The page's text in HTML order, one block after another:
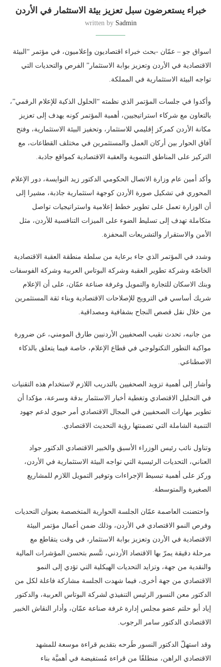
خبراء يستعرضون سبل تعزيز بيئة الاستثمار في الأردن
written by Sadmin
اسواق جو – عمّان -بحث خبراء اقتصاديون وإعلاميون، في مؤتمر “البيئة
الاقتصادية في الأردن وتعزيز بوابة الاستثمار” الفرص والتحديات التي
تواجه البيئة الاستثمارية في المملكة.
وأكدوا في جلسات المؤتمر الذي نظمته “الحلول الذكية للإعلام الرقمي”،
بالتعاون مع شركاء استراتيجيين، أهمية المؤتمر كونه يهدف إلى تعزيز
مكانة الأردن كمركز إقليمي للاستثمار، وتحفيز البيئة الاستثمارية، وفتح
آفاق الحوار بين أركان العمل والمستثمرين في مختلف القطاعات، مع
التركيز على المناطق التنموية والعقبة الاقتصادية كمواقع جاذبة.
وأكد أمين عام وزارة الاتصال الحكومي الدكتور زيد النوايسة، دور الإعلام
المحوري في تشكيل صورة الأردن كوجهة استثمارية جاذبة، مشيرا إلى
أن الوزارة تعمل على تطوير خطط إعلامية واستراتيجيات تواصل
متكاملة تهدف إلى تسليط الضوء على الميزات التنافسية للأردن، مثل
الأمن والاستقرار والتشريعات المحفزة.
وشدد في المؤتمر الذي جاء برعاية من سلطة منطقة العقبة الاقتصادية
الخاصّة وشركة تطوير العقبة وشركة البوتاس العربية وشركة الفوسفات
وبنك الاسكان للتجارة والتمويل وغرفة صناعة عمّان، على أن الإعلام
شريك أساسي في الترويج للإصلاحات الاقتصادية وبناء ثقة المستثمرين
من خلال نقل قصص النجاح بشفافية ومصداقية.
من جانبه، تحدث نقيب الصحفيين الأردنيين طارق المومني، عن ضرورة
مواكبة التطور التكنولوجي في قطاع الإعلام، خاصة فيما يتعلق بالذكاء
الاصطناعي.
وأشار إلى أهمية تزويد الصحفيين بالتدريب اللازم لاستخدام هذه التقنيات
في التحليل الاقتصادي وتغطية أخبار الاستثمار بدقة وسرعة، مؤكدا أن
تطوير مهارات الصحفيين في المجال الاقتصادي أمر حيوي لدعم جهود
التنمية الشاملة التي تضمنتها رؤية التحديث الاقتصادي.
وتناول نائب رئيس الوزراء الأسبق والخبير الاقتصادي الدكتور جواد
العناني، التحديات الرئيسية التي تواجه البيئة الاستثمارية في الأردن،
وركز على أهمية تبسيط الإجراءات وتوفير التمويل اللازم للمشاريع
الصغيرة والمتوسطة.
واحتضنت العاصمة عمّان الجلسة الحوارية المتخصصة بعنوان التحديات
وفرص النمو الاقتصادي في الأردن، وذلك ضمن أعمال مؤتمر البيئة
الاقتصادية في الأردن وتعزيز بوابة الاستثمار، في وقت يتقاطع مع
مرحلة دقيقة يمرّ بها الاقتصاد الأردني، تتَّسم بتحسن المؤشرات المالية
والنقدية من جهة، وتزايد التحديات الهيكلية التي تؤدي إلى النمو
الاقتصادي من جهة أخرى، فيما شهدت الجلسة مشاركة فاعلة لكل من
الدكتور معن النسور الرئيس التنفيذي لشركة البوتاس العربية، والدكتور
إياد أبو حلتم عضو مجلس إدارة غرفة صناعة عمّان، وأدار النقاش الخبير
الاقتصادي الدكتور سامر الرجوب.
وقد استهلّ الدكتور النسور طَرحه بتقديم قراءة موسعة للمشهد
الاقتصادي الراهن، منطلقًا من قراءة مُستفيضة في أهميَّة بناء